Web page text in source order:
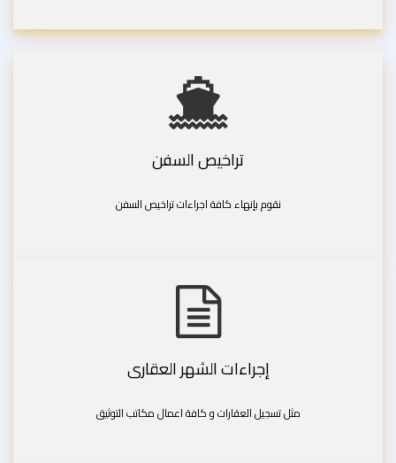
تراخيص السفن
نقوم بإنهاء كافة اجراءات تراخيص السفن
إجراءات الشهر العقارى
مثل تسجيل العقارات و كافة اعمال مكاتب التوثيق